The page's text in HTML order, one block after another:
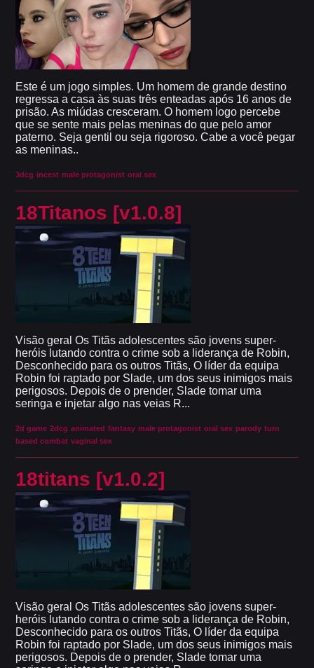
Este é um jogo simples. Um homem de grande destino
regressa a casa às suas três enteadas após 16 anos de
prisão. As miúdas cresceram. O homem logo percebe
que se sente mais pelas meninas do que pelo amor
paterno. Seja gentil ou seja rigoroso. Cabe a você pegar
as meninas..
3dcg incest male protagonist oral sex
18Titanos [v1.0.8]
Visão geral Os Titãs adolescentes são jovens super-
heróis lutando contra o crime sob a liderança de Robin,
Desconhecido para os outros Titãs, O líder da equipa
Robin foi raptado por Slade, um dos seus inimigos mais
perigosos. Depois de o prender, Slade tomar uma
seringa e injetar algo nas veias R...
2d game 2dcg animated fantasy male protagonist oral sex parody turn
based combat vaginal sex
18titans [v1.0.2]
Visão geral Os Titãs adolescentes são jovens super-
heróis lutando contra o crime sob a liderança de Robin,
Desconhecido para os outros Titãs, O líder da equipa
Robin foi raptado por Slade, um dos seus inimigos mais
perigosos. Depois de o prender, Slade tomar uma